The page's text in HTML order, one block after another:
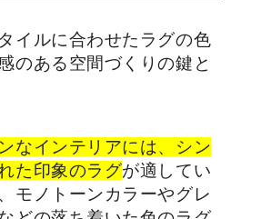
イルに合わせたラグの色
のある空間づくりの鍵と
なインテリアには、シン
た印象のラグが適してい
モノトーンカラーやグレ